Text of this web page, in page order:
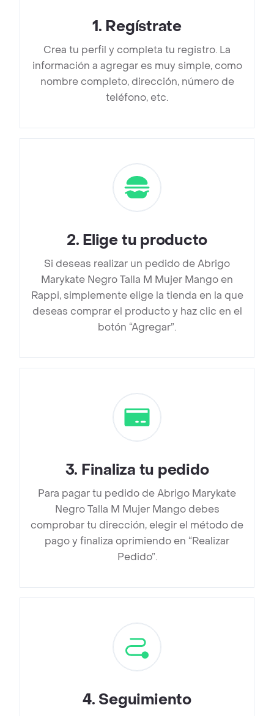
1. Regístrate
Crea tu perfil y completa tu registro. La
información a agregar es muy simple, como
nombre completo, dirección, número de
teléfono, etc.
2. Elige tu producto
Si deseas realizar un pedido de Abrigo
Marykate Negro Talla M Mujer Mango en
Rappi, simplemente elige la tienda en la que
deseas comprar el producto y haz clic en el
botón “Agregar”.
3. Finaliza tu pedido
Para pagar tu pedido de Abrigo Marykate
Negro Talla M Mujer Mango debes
comprobar tu dirección, elegir el método de
pago y finaliza oprimiendo en “Realizar
Pedido”.
4. Seguimiento